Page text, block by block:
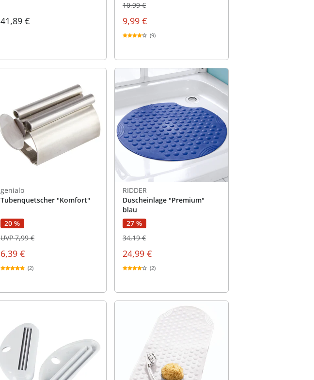
41,89 €
10,99 €
9,99 €
(9)
genialo
Tubenquetscher "Komfort"
20 %
6,39 €
UVP 7,99 €
(2)
RIDDER
Duscheinlage "Premium"
blau
27 %
34,19 €
24,99 €
(2)